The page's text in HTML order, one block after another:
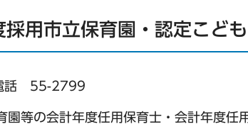
用市立保育園・認定こど
話 55-2799
園等の会計年度任用保育士・会計年度任